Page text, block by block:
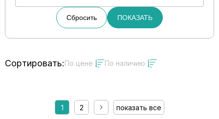
Сбросить ПОКАЗАТЬ
Сортировать:По цене По наличию
1 2 показать все